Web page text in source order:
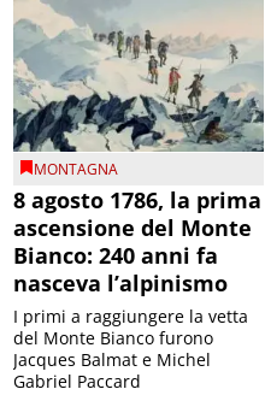
MONTAGNA
8 agosto 1786, la prima
ascensione del Monte
Bianco: 240 anni fa
nasceva l’alpinismo
I primi a raggiungere la vetta
del Monte Bianco furono
Jacques Balmat e Michel
Gabriel Paccard